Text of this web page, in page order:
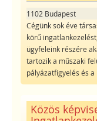
1102 Budapest
Cégünk sok éve
körű
ügyfeleink részére
tartozik a műszaki
pályázatfigyelés és a
Közös